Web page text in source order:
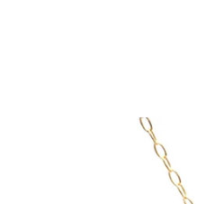
directamente
información
del producto